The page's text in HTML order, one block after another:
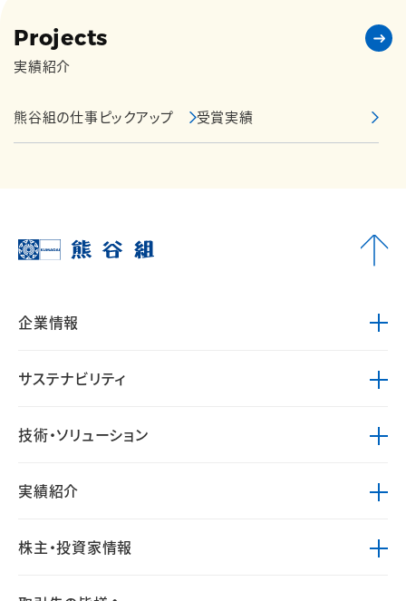
Projects
実績紹介
熊谷組の仕事ピックアップ 受賞実績
企業情報
サステナビリティ
技術・ソリューション
実績紹介
株主・投資家情報